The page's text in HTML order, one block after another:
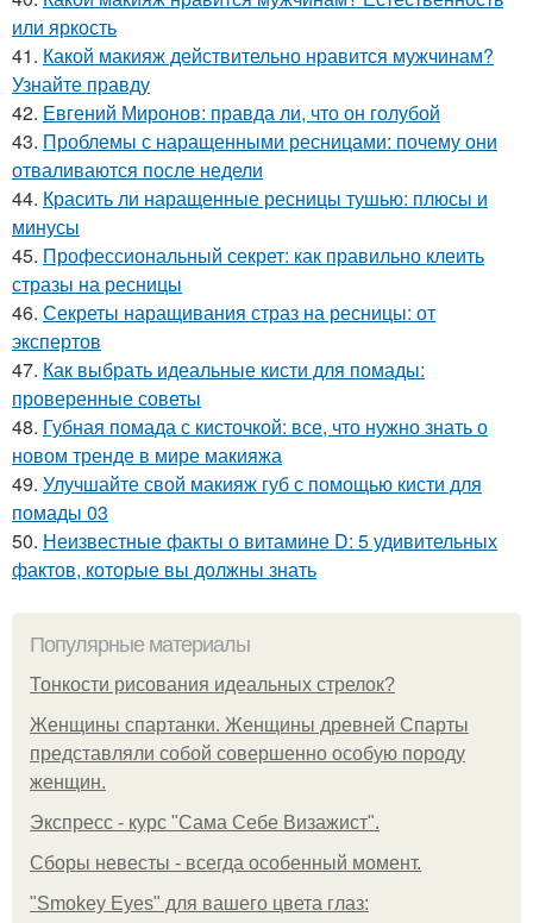
или яркость
41. Какой макияж действительно нравится мужчинам?
Узнайте правду
42. Евгений Миронов: правда ли, что он голубой
43. Проблемы с наращенными ресницами: почему они
отваливаются после недели
44. Красить ли наращенные ресницы тушью: плюсы и
минусы
45. Профессиональный секрет: как правильно клеить
стразы на ресницы
46. Секреты наращивания страз на ресницы: от
экспертов
47. Как выбрать идеальные кисти для помады:
проверенные советы
48. Губная помада с кисточкой: все, что нужно знать о
новом тренде в мире макияжа
49. Улучшайте свой макияж губ с помощью кисти для
помады 03
50. Неизвестные факты о витамине D: 5 удивительных
фактов, которые вы должны знать
Популярные материалы
Тонкости рисования идеальных стрелок?
Женщины спартанки. Женщины древней Спарты
представляли собой совершенно особую породу
женщин.
Экспресс - курс "Сама Себе Визажист".
Сборы невесты - всегда особенный момент.
"Smokey Eyes" для вашего цвета глаз: